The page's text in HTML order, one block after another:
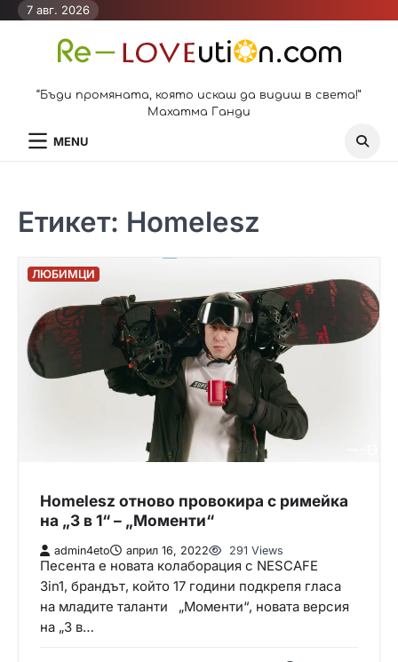
Skip7 авг. 2026
“Бъди промяната, която искаш да видиш в света!”
Махатма Ганди
MENU
Етикет: Homelesz
ЛЮБИМЦИ
Homelesz отново провокира с римейка
на „3 в 1“ – „Моменти“
admin4eto април 16, 2022 291 Views
Песента е новата колаборация с NESCAFE
3in1, брандът, който 17 години подкрепя гласа
на младите таланти „Моменти“, новата версия
на „3 в…